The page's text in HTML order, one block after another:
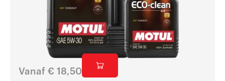
Vanaf € 18,50